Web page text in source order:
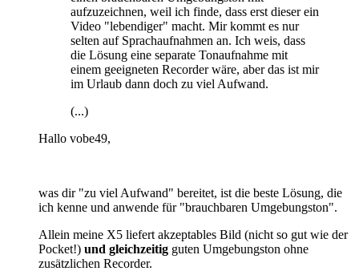
aufzuzeichnen, weil ich finde, dass erst dieser ein
Video "lebendiger" macht. Mir kommt es nur
selten auf Sprachaufnahmen an. Ich weis, dass
die Lösung eine separate Tonaufnahme mit
einem geeigneten Recorder wäre, aber das ist mir
im Urlaub dann doch zu viel Aufwand.
(...)
Hallo vobe49,
was dir "zu viel Aufwand" bereitet, ist die beste Lösung, die
ich kenne und anwende für "brauchbaren Umgebungston".
Allein meine X5 liefert akzeptables Bild (nicht so gut wie der
Pocket!) und gleichzeitig guten Umgebungston ohne
zusätzlichen Recorder.